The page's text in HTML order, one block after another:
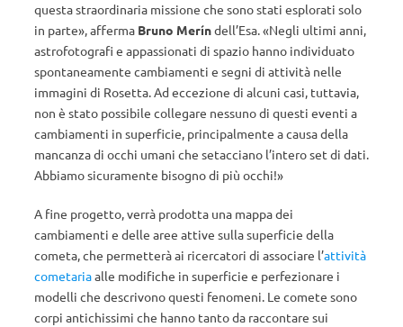
questa straordinaria missione che sono stati esplorati solo
in parte», afferma Bruno Meríndell’Esa. «Negli ultimi anni,
astrofotografi e appassionati di spazio hanno individuato
spontaneamente cambiamenti e segni di attività nelle
immagini di Rosetta. Ad eccezione di alcuni casi, tuttavia,
non è stato possibile collegare nessuno di questi eventi a
cambiamenti in superficie, principalmente a causa della
mancanza di occhi umani che setacciano l’intero set di dati.
Abbiamo sicuramente bisogno di più occhi!»
A fine progetto, verrà prodotta una mappa dei
cambiamenti e delle aree attive sulla superficie della
cometa, che permetterà ai ricercatori di associare l’attività
cometariaalle modifiche in superficie e perfezionare i
modelli che descrivono questi fenomeni. Le comete sono
corpi antichissimi che hanno tanto da raccontare sui